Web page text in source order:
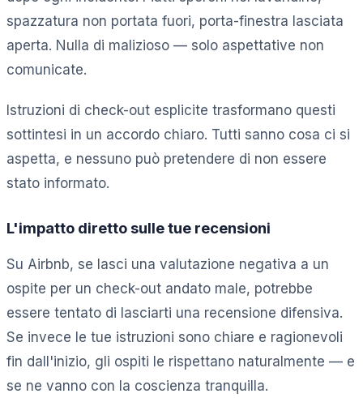
spazzatura non portata fuori, porta-finestra lasciata
aperta. Nulla di malizioso — solo aspettative non
comunicate.
Istruzioni di check-out esplicite trasformano questi
sottintesi in un accordo chiaro. Tutti sanno cosa ci si
aspetta, e nessuno può pretendere di non essere
stato informato.
L'impatto diretto sulle tue recensioni
Su Airbnb, se lasci una valutazione negativa a un
ospite per un check-out andato male, potrebbe
essere tentato di lasciarti una recensione difensiva.
Se invece le tue istruzioni sono chiare e ragionevoli
fin dall'inizio, gli ospiti le rispettano naturalmente — e
se ne vanno con la coscienza tranquilla.